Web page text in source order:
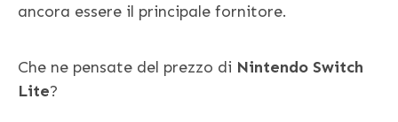
ancora essere il principale fornitore.
Che ne pensate del prezzo di Nintendo Switch
Lite?